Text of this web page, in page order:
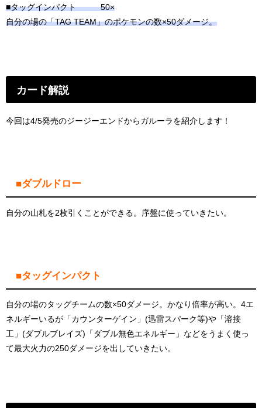
■タッグインパクト 50×
自分の場の「TAG TEAM」のポケモンの数×50ダメージ。
カード解説
今回は4/5発売のジージーエンドからガルーラを紹介します！
■ダブルドロー
自分の山札を2枚引くことができる。序盤に使っていきたい。
■タッグインパクト
自分の場のタッグチームの数×50ダメージ。かなり倍率が高い。4エ
ネルギーいるが「カウンターゲイン」(迅雷スパーク等)や「溶接
工」(ダブルブレイズ)「ダブル無色エネルギー」などをうまく使っ
て最大火力の250ダメージを出していきたい。